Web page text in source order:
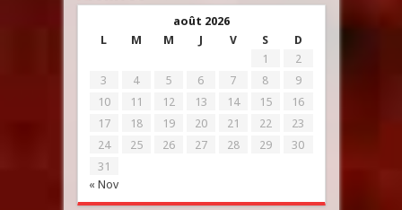
août 2026
L
M M J V S D
« Nov
1
2
3
4 5 6 7 8
9
10
11 12 13 14 15
16
17
18 19 20 21 22
23
24
25 26 27 28 29
30
31